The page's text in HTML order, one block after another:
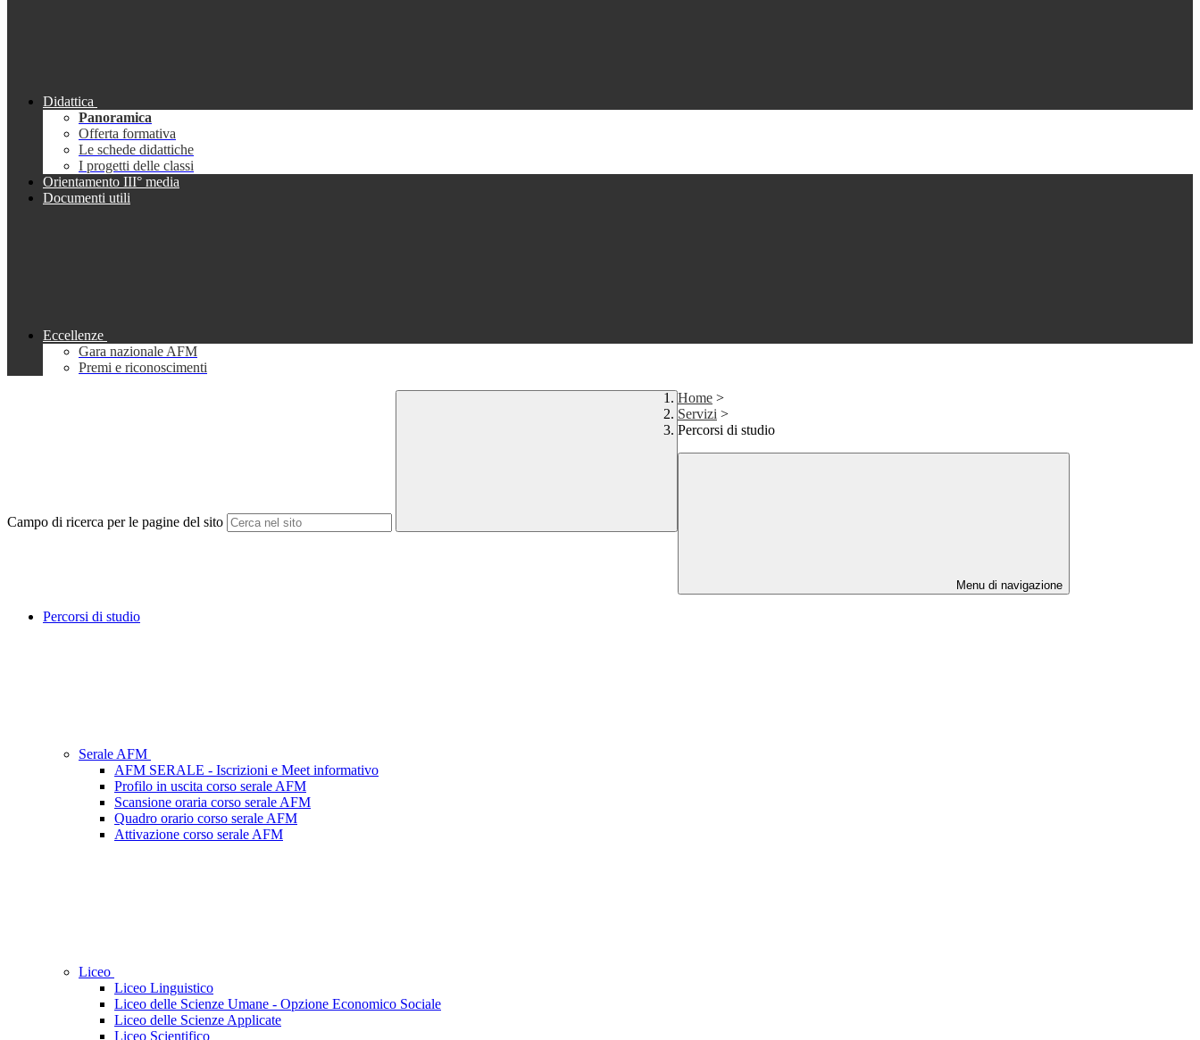
Didattica
Panoramica
Offerta formativa
Le schede didattiche
I progetti delle classi
Orientamento III° media
Documenti utili
Eccellenze
Gara nazionale AFM
Premi e riconoscimenti
Campo di ricerca per le pagine del sito
Home >
Servizi >
Percorsi di studio
Menu di navigazione
Percorsi di studio
Serale AFM
AFM SERALE - Iscrizioni e Meet informativo
Profilo in uscita corso serale AFM
Scansione oraria corso serale AFM
Quadro orario corso serale AFM
Attivazione corso serale AFM
Liceo
Liceo Linguistico
Liceo delle Scienze Umane - Opzione Economico Sociale
Liceo delle Scienze Applicate
Liceo Scientifico